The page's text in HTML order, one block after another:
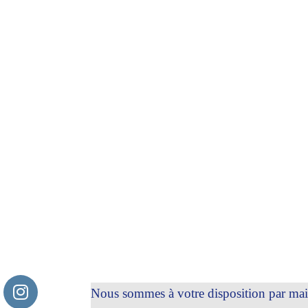
Nous sommes à votre disposition par